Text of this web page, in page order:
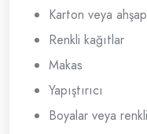
Karton veya
Renkli kağıtlar
Makas
Yapıştırıcı
Boyalar veya